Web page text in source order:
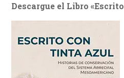
Descargue el Libro